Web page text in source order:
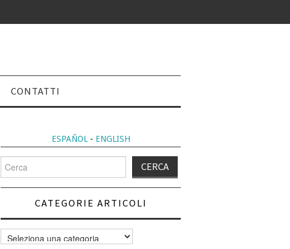
CONTATTI
ESPAÑOL- ENGLISH
per:
CATEGORIE ARTICOLI
Categorie
articoli